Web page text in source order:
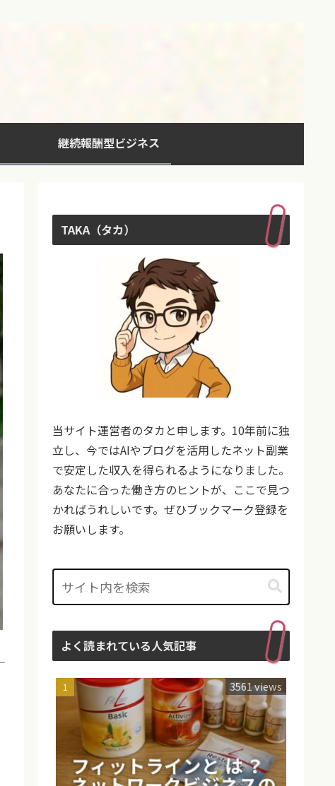
継続報酬型ビジネス
TAKA（タカ）
当サイト運営者のタカと申します。10年前に独
立し、今ではAIやブログを活用したネット副業
で安定した収入を得られるようになりました。
あなたに合った働き方のヒントが、ここで見つ
かればうれしいです。ぜひブックマーク登録を
お願いします。
よく読まれている人気記事
3561 views